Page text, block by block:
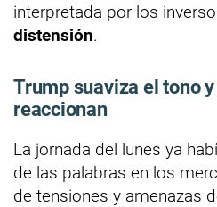
interpretada por los
distensión.
Trump suaviza el tono
reaccionan
La jornada del lunes ya
de las palabras en los
de tensiones y amenazas